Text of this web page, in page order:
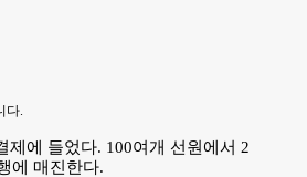
제에 들었다. 100여개 선원에서 2
에 매진한다.